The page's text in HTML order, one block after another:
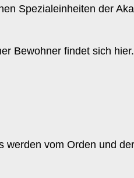
Spezialeinheiten der
Bewohner findet sich hier.
vom Orden und